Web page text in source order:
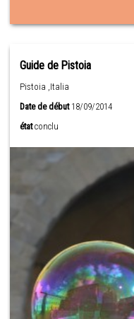
Guide de Pistoia
Pistoia ,Italia
Date de début18/09/2014
état conclu